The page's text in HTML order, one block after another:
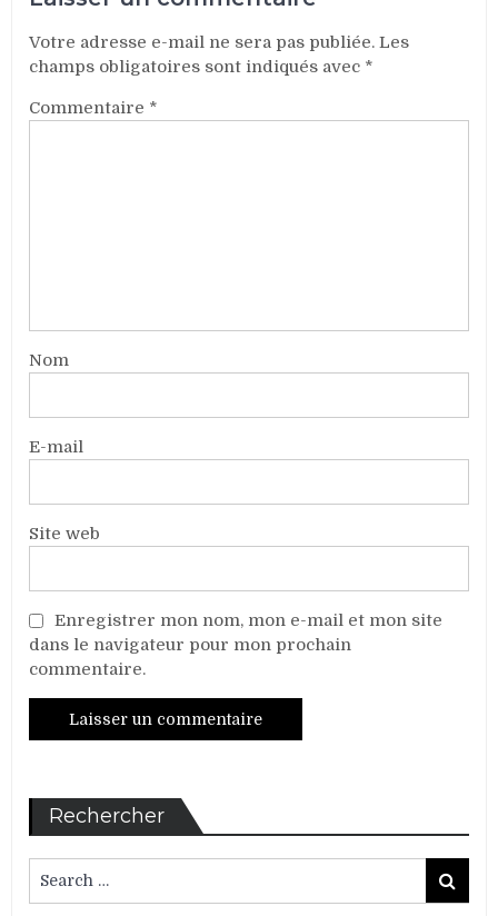
Votre adresse e-mail ne sera pas publiée. Les
champs obligatoires sont indiqués avec *
Commentaire *
Nom
E-mail
Site web
Enregistrer mon nom, mon e-mail et mon site
dans le navigateur pour mon prochain
commentaire.
Rechercher
for:
Search